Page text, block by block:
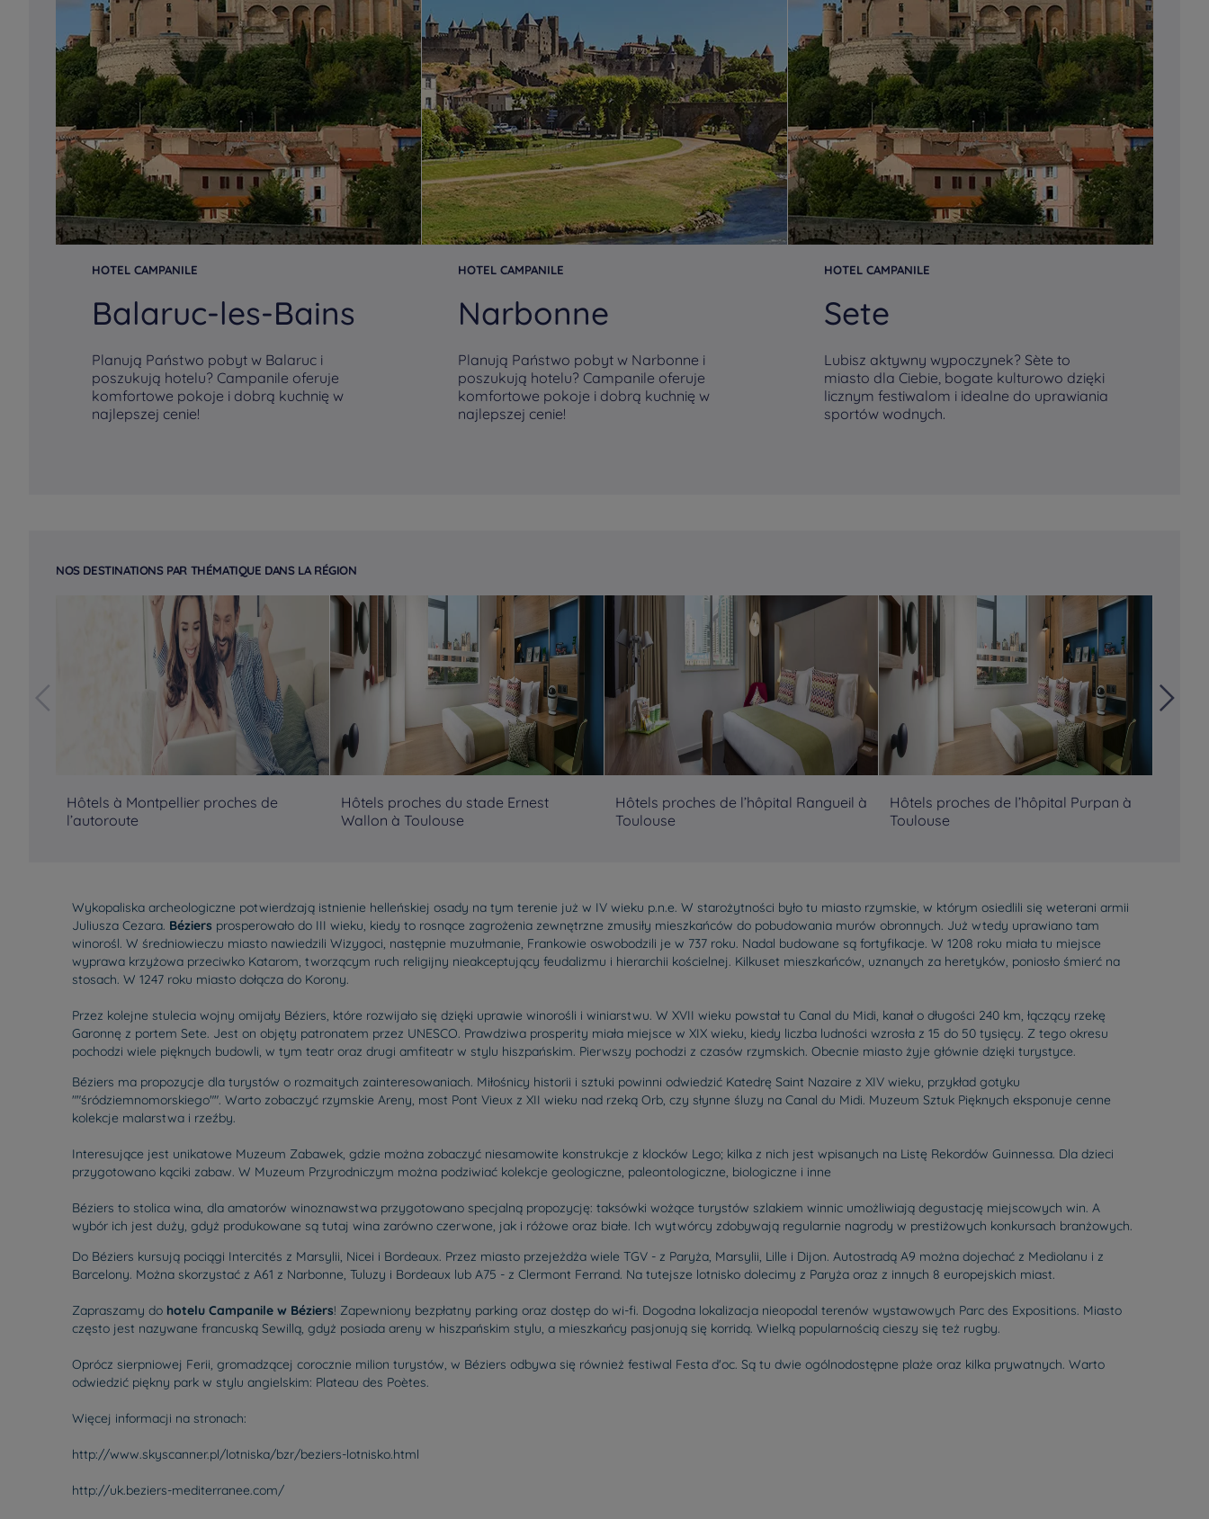
HOTEL CAMPANILE
Balaruc-les-Bains
Planują Państwo pobyt w Balaruc i
poszukują hotelu? Campanile oferuje
komfortowe pokoje i dobrą kuchnię w
najlepszej cenie!
HOTEL CAMPANILE
Narbonne
Planują Państwo pobyt w Narbonne i
poszukują hotelu? Campanile oferuje
komfortowe pokoje i dobrą kuchnię w
najlepszej cenie!
HOTEL CAMPANILE
Sete
Lubisz aktywny wypoczynek? Sète to
miasto dla Ciebie, bogate kulturowo dzięki
licznym festiwalom i idealne do uprawiania
sportów wodnych.
NOS DESTINATIONS PAR THÉMATIQUE DANS LA RÉGION
Hôtels à Montpellier proches de
l’autoroute
Hôtels proches du stade Ernest
Wallon à Toulouse
Hôtels proches de l’hôpital Rangueil à
Toulouse
Hôtels proches de l’hôpital Purpan à
Toulouse
Wykopaliska archeologiczne potwierdzają istnienie helleńskiej osady na tym terenie już w IV wieku p.n.e. W starożytności było tu miasto rzymskie, w którym osiedlili się weterani armii
Juliusza Cezara. Béziers prosperowało do III wieku, kiedy to rosnące zagrożenia zewnętrzne zmusiły mieszkańców do pobudowania murów obronnych. Już wtedy uprawiano tam
winorośl. W średniowieczu miasto nawiedzili Wizygoci, następnie muzułmanie, Frankowie oswobodzili je w 737 roku. Nadal budowane są fortyfikacje. W 1208 roku miała tu miejsce
wyprawa krzyżowa przeciwko Katarom, tworzącym ruch religijny nieakceptujący feudalizmu i hierarchii kościelnej. Kilkuset mieszkańców, uznanych za heretyków, poniosło śmierć na
stosach. W 1247 roku miasto dołącza do Korony.
Przez kolejne stulecia wojny omijały Béziers, które rozwijało się dzięki uprawie winorośli i winiarstwu. W XVII wieku powstał tu Canal du Midi, kanał o długości 240 km, łączący rzekę
Garonnę z portem Sete. Jest on objęty patronatem przez UNESCO. Prawdziwa prosperity miała miejsce w XIX wieku, kiedy liczba ludności wzrosła z 15 do 50 tysięcy. Z tego okresu
pochodzi wiele pięknych budowli, w tym teatr oraz drugi amfiteatr w stylu hiszpańskim. Pierwszy pochodzi z czasów rzymskich. Obecnie miasto żyje głównie dzięki turystyce.
Béziers ma propozycje dla turystów o rozmaitych zainteresowaniach. Miłośnicy historii i sztuki powinni odwiedzić Katedrę Saint Nazaire z XIV wieku, przykład gotyku
""śródziemnomorskiego"". Warto zobaczyć rzymskie Areny, most Pont Vieux z XII wieku nad rzeką Orb, czy słynne śluzy na Canal du Midi. Muzeum Sztuk Pięknych eksponuje cenne
kolekcje malarstwa i rzeźby.
Interesujące jest unikatowe Muzeum Zabawek, gdzie można zobaczyć niesamowite konstrukcje z klocków Lego; kilka z nich jest wpisanych na Listę Rekordów Guinnessa. Dla dzieci
przygotowano kąciki zabaw. W Muzeum Przyrodniczym można podziwiać kolekcje geologiczne, paleontologiczne, biologiczne i inne
Béziers to stolica wina, dla amatorów winoznawstwa przygotowano specjalną propozycję: taksówki wożące turystów szlakiem winnic umożliwiają degustację miejscowych win. A
wybór ich jest duży, gdyż produkowane są tutaj wina zarówno czerwone, jak i różowe oraz białe. Ich wytwórcy zdobywają regularnie nagrody w prestiżowych konkursach branżowych.
Do Béziers kursują pociągi Intercités z Marsylii, Nicei i Bordeaux. Przez miasto przejeżdża wiele TGV - z Paryża, Marsylii, Lille i Dijon. Autostradą A9 można dojechać z Mediolanu i z
Barcelony. Można skorzystać z A61 z Narbonne, Tuluzy i Bordeaux lub A75 - z Clermont Ferrand. Na tutejsze lotnisko dolecimy z Paryża oraz z innych 8 europejskich miast.
Zapraszamy do hotelu Campanile w Béziers! Zapewniony bezpłatny parking oraz dostęp do wi-fi. Dogodna lokalizacja nieopodal terenów wystawowych Parc des Expositions. Miasto
często jest nazywane francuską Sewillą, gdyż posiada areny w hiszpańskim stylu, a mieszkańcy pasjonują się korridą. Wielką popularnością cieszy się też rugby.
Oprócz sierpniowej Ferii, gromadzącej corocznie milion turystów, w Béziers odbywa się również festiwal Festa d'oc. Są tu dwie ogólnodostępne plaże oraz kilka prywatnych. Warto
odwiedzić piękny park w stylu angielskim: Plateau des Poètes.
Więcej informacji na stronach:
http://www.skyscanner.pl/lotniska/bzr/beziers-lotnisko.html
http://uk.beziers-mediterranee.com/